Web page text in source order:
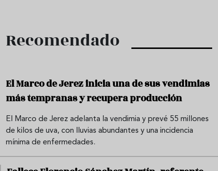
Recomendado
El Marco de Jerez inicia una de sus vendimias
más tempranas y recupera producción
El Marco de Jerez adelanta la vendimia y prevé 55 millones
de kilos de uva, con lluvias abundantes y una incidencia
mínima de enfermedades.